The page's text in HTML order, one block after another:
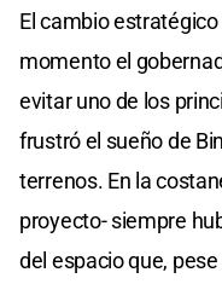
El cambio
momento el
evitar uno de los
frustró el sueño de
terrenos. En la
proyecto- siempre
del espacio que,